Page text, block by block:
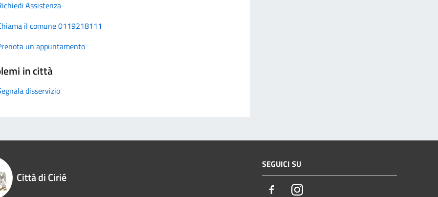
Assistenza
il comune 0119218111
un appuntamento
in città
disservizio
Città di Cirié
SEGUICI SU
FacebookInstagram